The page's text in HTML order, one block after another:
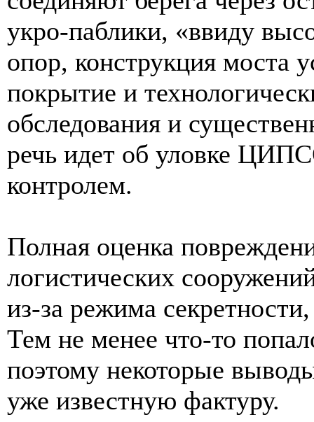
укро-паблики, «ввиду
опор, конструкция моста
покрытие и
обследования и
речь идет об уловке
контролем.
Полная оценка
логистических
из-за режима
Тем не менее что-то
поэтому некоторые
уже известную фактуру.